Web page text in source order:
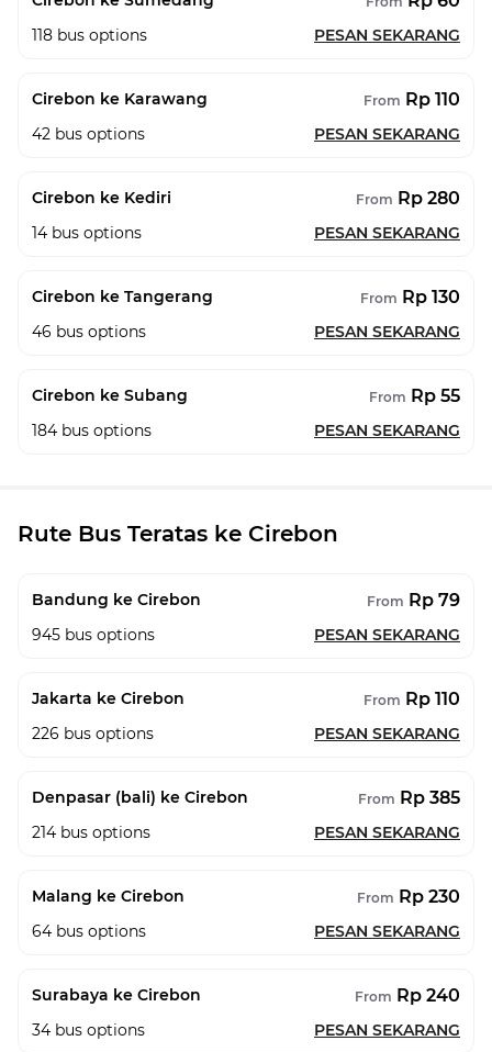
118 bus options PESAN SEKARANG
Cirebon ke Karawang From Rp 110
42 bus options PESAN SEKARANG
Cirebon ke Kediri From Rp 280
14 bus options PESAN SEKARANG
Cirebon ke Tangerang From Rp 130
46 bus options PESAN SEKARANG
Cirebon ke Subang From Rp 55
184 bus options PESAN SEKARANG
Rute Bus Teratas ke Cirebon
Bandung ke Cirebon From Rp 79
945 bus options PESAN SEKARANG
Jakarta ke Cirebon From Rp 110
226 bus options PESAN SEKARANG
Denpasar (bali) ke Cirebon From Rp 385
214 bus options PESAN SEKARANG
Malang ke Cirebon From Rp 230
64 bus options PESAN SEKARANG
Surabaya ke Cirebon From Rp 240
34 bus options PESAN SEKARANG